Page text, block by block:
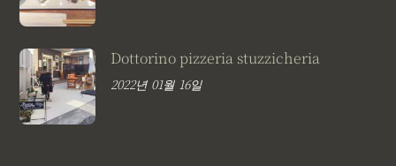
Dottorino pizzeria stuzzicheria
2022년 01월 16일